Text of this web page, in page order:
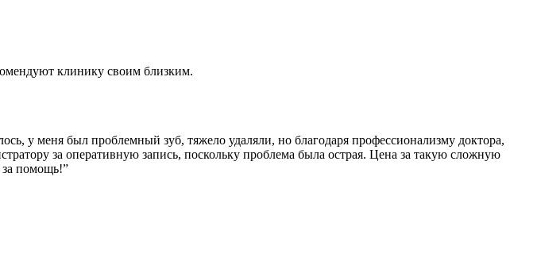
клинику своим близким.
у меня был проблемный зуб, тяжело удаляли, но благодаря профессионализму доктора,
за оперативную запись, поскольку проблема была острая. Цена за такую сложную
за помощь!”